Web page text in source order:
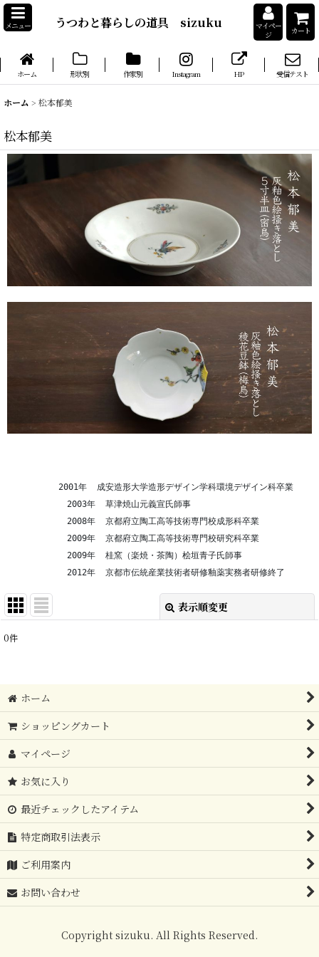
メニュー うつわと暮らしの道具 sizuku
マイペー
ジ
カート
ホーム 形状別 作家別 Instagram HP 受信テスト
ホーム > 松本郁美
松本郁美
2001年  成安造形大学造形デザイン学科環境デザイン科卒業
            2003年  草津焼山元義宣氏師事
            2008年  京都府立陶工高等技術専門校成形科卒業
            2009年  京都府立陶工高等技術専門校研究科卒業
            2009年  桂窯（楽焼・茶陶）桧垣青子氏師事
            2012年  京都市伝統産業技術者研修釉薬実務者研修終了
表示順変更
表示数
並び順:
0件
ホーム
ショッピングカート
マイページ
お気に入り
最近チェックしたアイテム
特定商取引法表示
ご利用案内
お問い合わせ
Copyright sizuku. All Rights Reserved.